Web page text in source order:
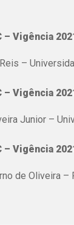
– Vigência
–
– Vigência
Junior –
– Vigência
de Oliveira